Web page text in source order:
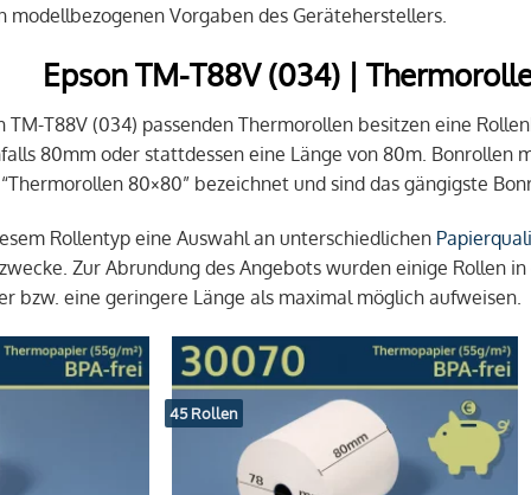
modellbezogenen Vorgaben des Geräteherstellers.
Epson TM-T88V (034) |
TM-T88V (034) passenden Thermorollen besitzen eine
80mm oder stattdessen eine Länge von 80m. Bonrollen
80×80” bezeichnet und sind das gängigste
Rollentyp eine Auswahl an unterschiedlichen
Zur Abrundung des Angebots wurden einige Rollen
bzw. eine geringere Länge als maximal möglich aufweisen.
45 Rollen